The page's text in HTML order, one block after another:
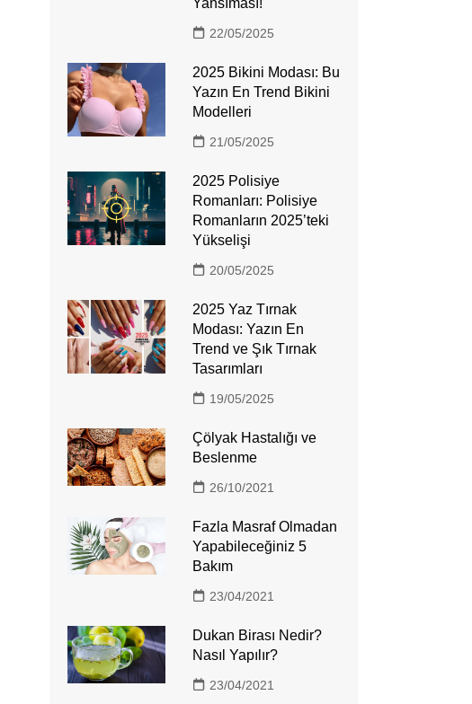
Yansıması!
22/05/2025
2025 Bikini Modası: Bu
Yazın En Trend Bikini
Modelleri
21/05/2025
2025 Polisiye
Romanları: Polisiye
Romanların 2025’teki
Yükselişi
20/05/2025
2025 Yaz Tırnak
Modası: Yazın En
Trend ve Şık Tırnak
Tasarımları
19/05/2025
Çölyak Hastalığı ve
Beslenme
26/10/2021
Fazla Masraf Olmadan
Yapabileceğiniz 5
Bakım
23/04/2021
Dukan Birası Nedir?
Nasıl Yapılır?
23/04/2021